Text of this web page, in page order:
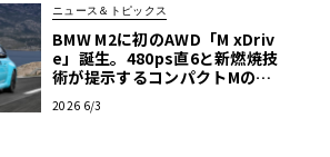
ニュース＆トピックス
BMW M2に初のAWD「M xDriv
e」誕生。480ps直6と新燃焼技
術が提示するコンパクトMの新
2026 6/3